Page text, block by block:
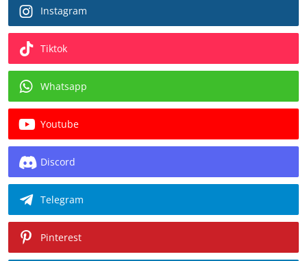
Instagram
Tiktok
Whatsapp
Youtube
Discord
Telegram
Pinterest